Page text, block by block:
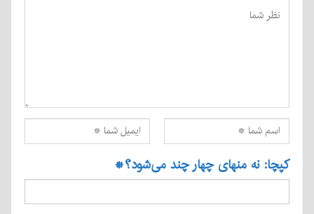
کپچا: نه منهای چهار چند می‌شود؟*